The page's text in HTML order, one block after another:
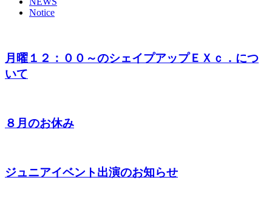
Notice
月曜１２：００～のシェイプアップＥＸｃ．につ
いて
８月のお休み
ジュニアイベント出演のお知らせ